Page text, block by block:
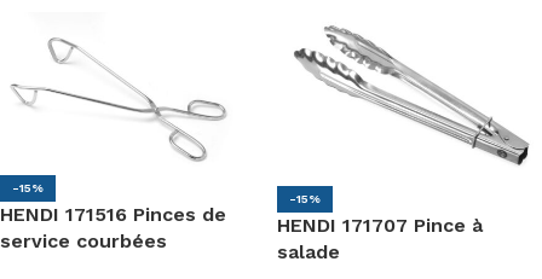
-15%
HENDI 171516 Pinces de
service courbées
-15%
HENDI 171707 Pince à
salade